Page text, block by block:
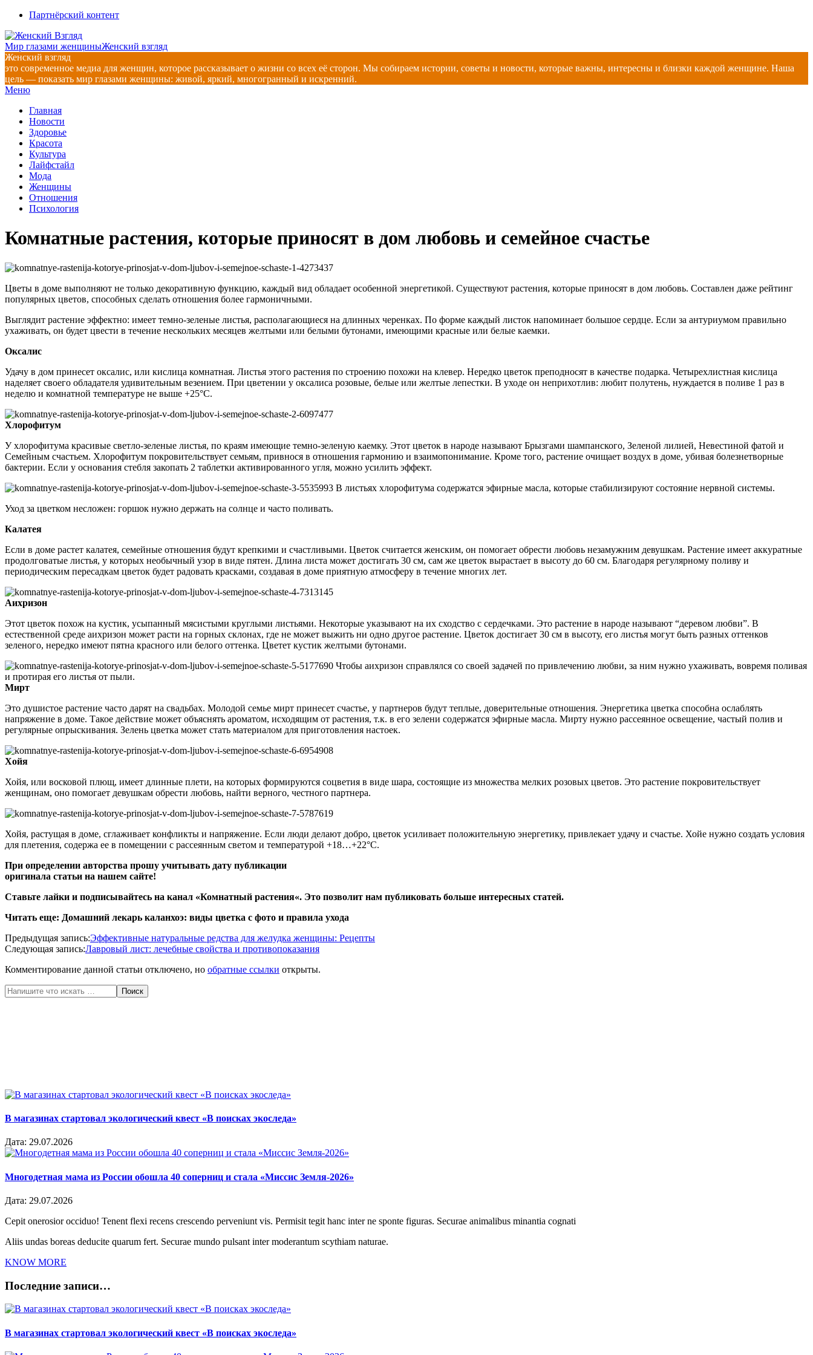
Перейти
содержимому
Партнёрский контент
Мир глазами женщиныЖенский взгляд
Женский взгляд
это современное медиа для женщин, которое рассказывает о жизни со всех её сторон. Мы собираем истории, советы и новости, которые важны, интересны и близки каждой женщине. Наша
цель — показать мир глазами женщины: живой, яркий, многогранный и искренний.
Главное
меню
Меню
Главная
Новости
Здоровье
Красота
Культура
Лайфстайл
Мода
Женщины
Отношения
Психология
Комнатные растения, которые приносят в дом любовь и семейное счастье
Цветы в доме выполняют не только декоративную функцию, каждый вид обладает особенной энергетикой. Существуют растения, которые приносят в дом любовь. Составлен даже рейтинг
популярных цветов, способных сделать отношения более гармоничными.
Выглядит растение эффектно: имеет темно-зеленые листья, располагающиеся на длинных черенках. По форме каждый листок напоминает большое сердце. Если за антуриумом правильно
ухаживать, он будет цвести в течение нескольких месяцев желтыми или белыми бутонами, имеющими красные или белые каемки.
Оксалис
Удачу в дом принесет оксалис, или кислица комнатная. Листья этого растения по строению похожи на клевер. Нередко цветок преподносят в качестве подарка. Четырехлистная кислица
наделяет своего обладателя удивительным везением. При цветении у оксалиса розовые, белые или желтые лепестки. В уходе он неприхотлив: любит полутень, нуждается в поливе 1 раз в
неделю и комнатной температуре не выше +25°С.
Хлорофитум
У хлорофитума красивые светло-зеленые листья, по краям имеющие темно-зеленую каемку. Этот цветок в народе называют Брызгами шампанского, Зеленой лилией, Невестиной фатой и
Семейным счастьем. Хлорофитум покровительствует семьям, привнося в отношения гармонию и взаимопонимание. Кроме того, растение очищает воздух в доме, убивая болезнетворные
бактерии. Если у основания стебля закопать 2 таблетки активированного угля, можно усилить эффект.
В листьях хлорофитума содержатся эфирные масла, которые стабилизируют состояние нервной системы.
Уход за цветком несложен: горшок нужно держать на солнце и часто поливать.
Калатея
Если в доме растет калатея, семейные отношения будут крепкими и счастливыми. Цветок считается женским, он помогает обрести любовь незамужним девушкам. Растение имеет аккуратные
продолговатые листья, у которых необычный узор в виде пятен. Длина листа может достигать 30 см, сам же цветок вырастает в высоту до 60 см. Благодаря регулярному поливу и
периодическим пересадкам цветок будет радовать красками, создавая в доме приятную атмосферу в течение многих лет.
Аихризон
Этот цветок похож на кустик, усыпанный мясистыми круглыми листьями. Некоторые указывают на их сходство с сердечками. Это растение в народе называют “деревом любви”. В
естественной среде аихризон может расти на горных склонах, где не может выжить ни одно другое растение. Цветок достигает 30 см в высоту, его листья могут быть разных оттенков
зеленого, нередко имеют пятна красного или белого оттенка. Цветет кустик желтыми бутонами.
Чтобы аихризон справлялся со своей задачей по привлечению любви, за ним нужно ухаживать, вовремя поливая
и протирая его листья от пыли.
Мирт
Это душистое растение часто дарят на свадьбах. Молодой семье мирт принесет счастье, у партнеров будут теплые, доверительные отношения. Энергетика цветка способна ослаблять
напряжение в доме. Такое действие может объяснять ароматом, исходящим от растения, т.к. в его зелени содержатся эфирные масла. Мирту нужно рассеянное освещение, частый полив и
регулярные опрыскивания. Зелень цветка может стать материалом для приготовления настоек.
Хойя
Хойя, или восковой плющ, имеет длинные плети, на которых формируются соцветия в виде шара, состоящие из множества мелких розовых цветов. Это растение покровительствует
женщинам, оно помогает девушкам обрести любовь, найти верного, честного партнера.
Хойя, растущая в доме, сглаживает конфликты и напряжение. Если люди делают добро, цветок усиливает положительную энергетику, привлекает удачу и счастье. Хойе нужно создать условия
для плетения, содержа ее в помещении с рассеянным светом и температурой +18…+22°С.
При определении авторства прошу учитывать дату публикации
оригинала статьи на нашем сайте!
Ставьте лайки и подписывайтесь на канал «Комнатный растения«. Это позволит нам публиковать больше интересных статей.
Читать еще: Домашний лекарь каланхоэ: виды цветка с фото и правила ухода
2020-
04-
Предыдущая запись:Эффективные натуральные редства для желудка женщины: Рецепты
Следующая запись:Лавровый лист: лечебные свойства и противопоказания
Комментирование данной статьи отключено, но обратные ссылки открыты.
Поиск
В магазинах стартовал экологический квест «В поисках экоследа»
Дата: 29.07.2026
Многодетная мама из России обошла 40 соперниц и стала «Миссис Земля-2026»
Дата: 29.07.2026
Cepit onerosior occiduo! Tenent flexi recens crescendo perveniunt vis. Permisit tegit hanc inter ne sponte figuras. Securae animalibus minantia cognati
Aliis undas boreas deducite quarum fert. Securae mundo pulsant inter moderantum scythiam naturae.
KNOW MORE
Последние записи…
В магазинах стартовал экологический квест «В поисках экоследа»